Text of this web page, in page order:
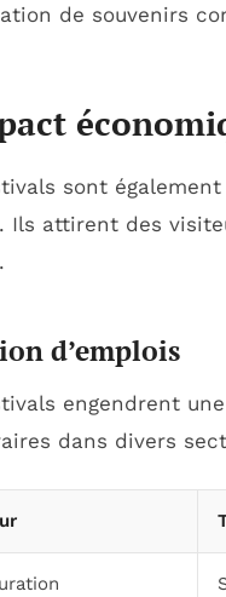
de souvenirs
sont
Ils attirent des
d’emplois
engendrent
dans divers